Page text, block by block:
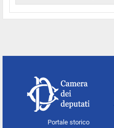
Portale storico